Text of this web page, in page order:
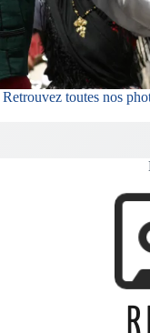
Retrouvez toutes nos